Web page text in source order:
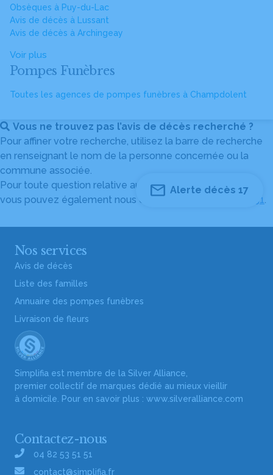
Obsèques à Puy-du-Lac
Avis de décès à Lussant
Avis de décès à Archingeay
Voir plus
Pompes Funèbres
Toutes les agences de pompes funèbres à Champdolent
Vous ne trouvez pas l’avis de décès recherché ?
Pour affiner votre recherche, utilisez la barre de recherche
en renseignant le nom de la personne concernée ou la
commune associée.
Pour toute question relative au fonctionnement du site,
vous pouvez également nous contacter au
04 82 53 51 51.
Alerte décès 17
Nos services
Avis de décès
Liste des familles
Annuaire des pompes funèbres
Livraison de fleurs
Simplifia est membre de la Silver Alliance,
premier collectif de marques dédié au mieux vieillir
à domicile. Pour en savoir plus : www.silveralliance.com
Contactez-nous
04 82 53 51 51
contact@simplifia.fr